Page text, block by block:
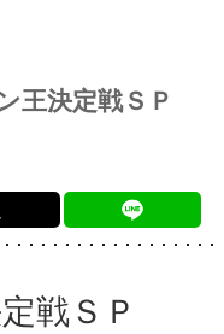
王決定戦ＳＰ
戦ＳＰ